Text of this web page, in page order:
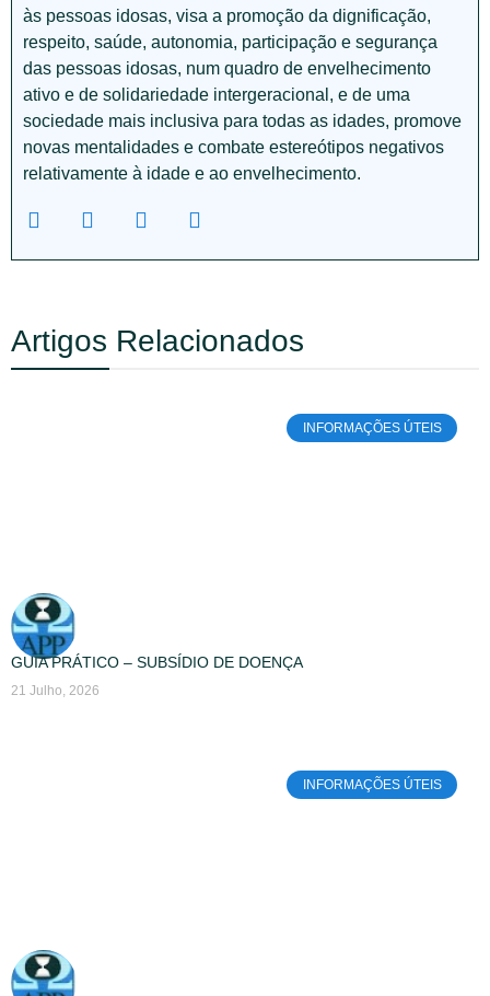
às pessoas idosas, visa a promoção da dignificação,
respeito, saúde, autonomia, participação e segurança
das pessoas idosas, num quadro de envelhecimento
ativo e de solidariedade intergeracional, e de uma
sociedade mais inclusiva para todas as idades, promove
novas mentalidades e combate estereótipos negativos
relativamente à idade e ao envelhecimento.
Artigos Relacionados
INFORMAÇÕES ÚTEIS
GUIA PRÁTICO – SUBSÍDIO DE DOENÇA
21 Julho, 2026
INFORMAÇÕES ÚTEIS